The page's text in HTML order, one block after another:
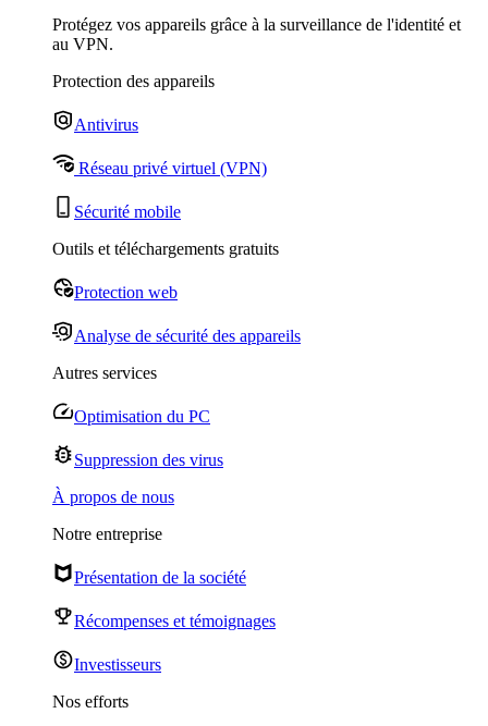
Protégez vos appareils grâce à la surveillance de l'identité et
au VPN.
Protection des appareils
Antivirus
Réseau privé virtuel (VPN)
Sécurité mobile
Outils et téléchargements gratuits
Protection web
Analyse de sécurité des appareils
Autres services
Optimisation du PC
Suppression des virus
À propos de nous
Notre entreprise
Présentation de la société
Récompenses et témoignages
Investisseurs
Nos efforts